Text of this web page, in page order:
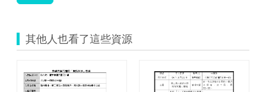
其他人也看了這些資源